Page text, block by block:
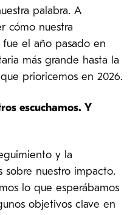
palabra. A
cómo nuestra
el año pasado en
más grande hasta la
prioricemos en 2026.
escuchamos. Y
y la
sobre nuestro impacto.
lo que esperábamos
objetivos clave en